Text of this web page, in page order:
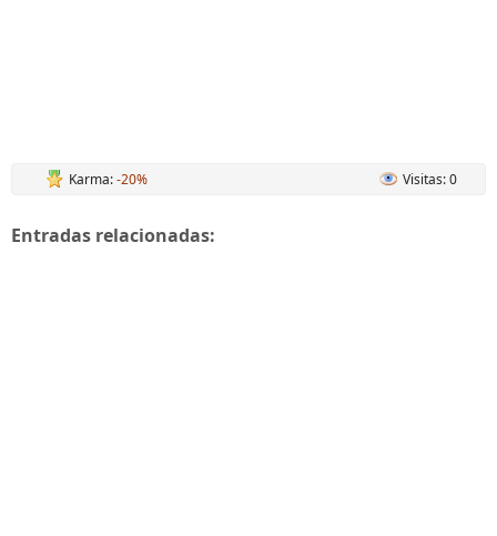
Karma:-20% Visitas: 0
Entradas relacionadas: